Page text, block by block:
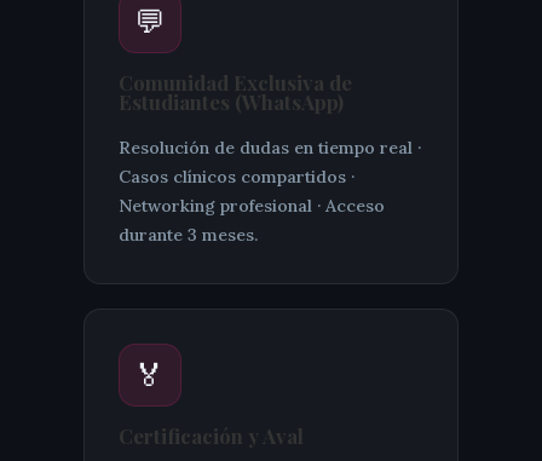
💬
Comunidad Exclusiva de
Estudiantes (WhatsApp)
Resolución de dudas en tiempo real ·
Casos clínicos compartidos ·
Networking profesional · Acceso
durante 3 meses.
🏅
Certificación y Aval